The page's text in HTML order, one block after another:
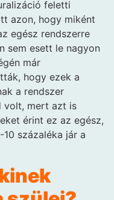
feletti
azon, hogy miként
egész rendszerre
sem esett le nagyon
már
hogy ezek a
a rendszer
volt, mert azt is
érint ez az egész,
százaléka jár a